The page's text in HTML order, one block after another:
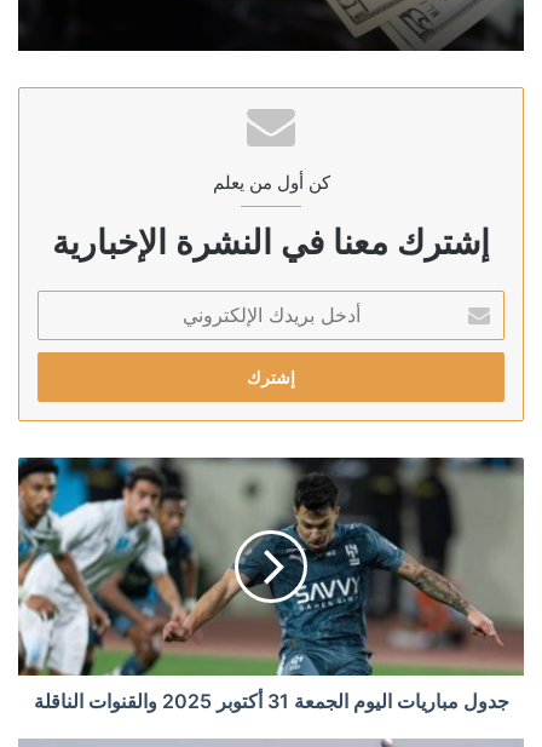
كن أول من يعلم
إشترك معنا في النشرة الإخبارية
بريدك
الإلكتروني
جدول مباريات اليوم الجمعة 31 أكتوبر 2025 والقنوات الناقلة